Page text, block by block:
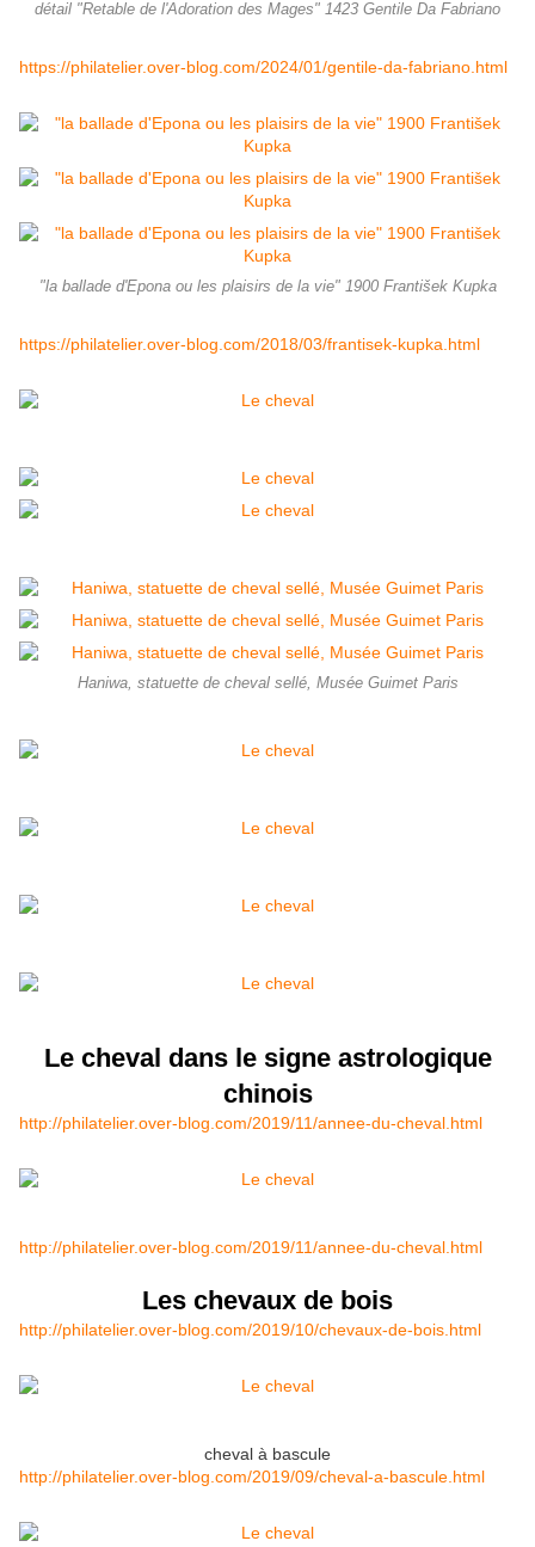
détail "Retable de l'Adoration des Mages" 1423 Gentile Da Fabriano
https://philatelier.over-blog.com/2024/01/gentile-da-fabriano.html
"la ballade d'Epona ou les plaisirs de la vie" 1900 František Kupka
https://philatelier.over-blog.com/2018/03/frantisek-kupka.html
Haniwa, statuette de cheval sellé, Musée Guimet Paris
Le cheval dans le signe astrologique
chinois
http://philatelier.over-blog.com/2019/11/annee-du-cheval.html
http://philatelier.over-blog.com/2019/11/annee-du-cheval.html
Les chevaux de bois
http://philatelier.over-blog.com/2019/10/chevaux-de-bois.html
cheval à bascule
http://philatelier.over-blog.com/2019/09/cheval-a-bascule.html